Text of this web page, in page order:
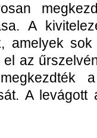
A
amelyek
el az
A